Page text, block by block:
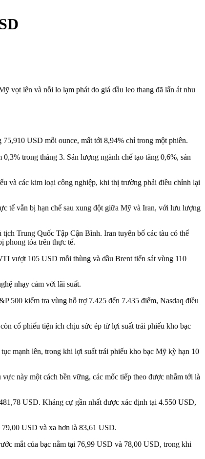
vọt lên và nỗi lo lạm phát do giá dầu leo thang đã lấn át nhu
USD mỗi ounce, mất tới 8,94% chỉ trong một phiên.
trong tháng 3. Sản lượng ngành chế tạo tăng 0,6%, sản
và các kim loại công nghiệp, khi thị trường phải điều chỉnh lại
tế vẫn bị hạn chế sau xung đột giữa Mỹ và Iran, với lưu lượng
Trung Quốc Tập Cận Bình. Iran tuyên bố các tàu có thể
phong tỏa trên thực tế.
vượt 105 USD mỗi thùng và dầu Brent tiến sát vùng 110
nhạy cảm với lãi suất.
500 kiểm tra vùng hỗ trợ 7.425 đến 7.435 điểm, Nasdaq điều
cổ phiếu tiện ích chịu sức ép từ lợi suất trái phiếu kho bạc
mạnh lên, trong khi lợi suất trái phiếu kho bạc Mỹ kỳ hạn 10
này một cách bền vững, các mốc tiếp theo được nhắm tới là
USD. Kháng cự gần nhất được xác định tại 4.550 USD,
USD và xa hơn là 83,61 USD.
mắt của bạc nằm tại 76,99 USD và 78,00 USD, trong khi